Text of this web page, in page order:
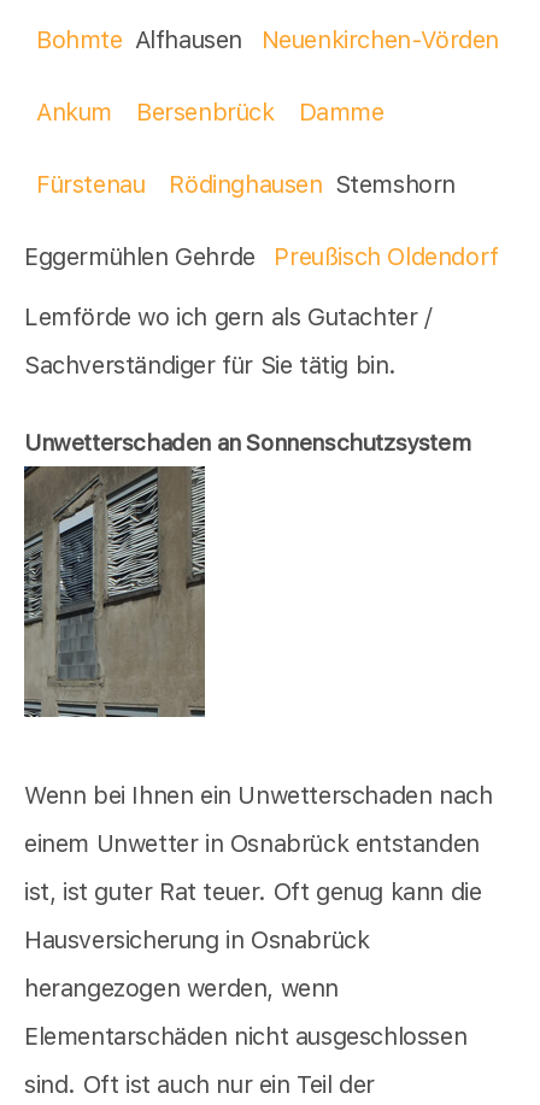
Bohmte Alfhausen Neuenkirchen-Vörden
Ankum Bersenbrück Damme
Fürstenau Rödinghausen Stemshorn
Eggermühlen Gehrde Preußisch Oldendorf
Lemförde wo ich gern als Gutachter /
Sachverständiger für Sie tätig bin.
Unwetterschaden an Sonnenschutzsystem
Wenn bei Ihnen ein Unwetterschaden nach
einem Unwetter in Osnabrück entstanden
ist, ist guter Rat teuer. Oft genug kann die
Hausversicherung in Osnabrück
herangezogen werden, wenn
Elementarschäden nicht ausgeschlossen
sind. Oft ist auch nur ein Teil der